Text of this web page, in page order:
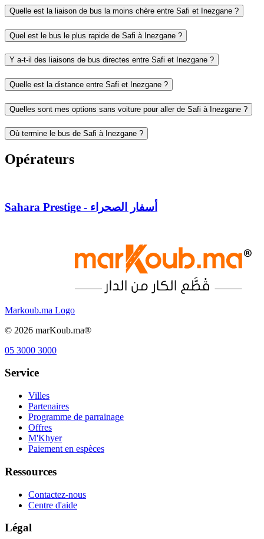
Quelle est la liaison de bus la moins chère entre Safi et Inezgane ?
Quel est le bus le plus rapide de Safi à Inezgane ?
Y a-t-il des liaisons de bus directes entre Safi et Inezgane ?
Quelle est la distance entre Safi et Inezgane ?
Quelles sont mes options sans voiture pour aller de Safi à Inezgane ?
Où termine le bus de Safi à Inezgane ?
Opérateurs
Sahara Prestige - أسفار الصحراء
Markoub.ma Logo
© 2026 marKoub.ma®
05 3000 3000
Service
Villes
Partenaires
Programme de parrainage
Offres
M'Khyer
Paiement en espèces
Ressources
Contactez-nous
Centre d'aide
Légal